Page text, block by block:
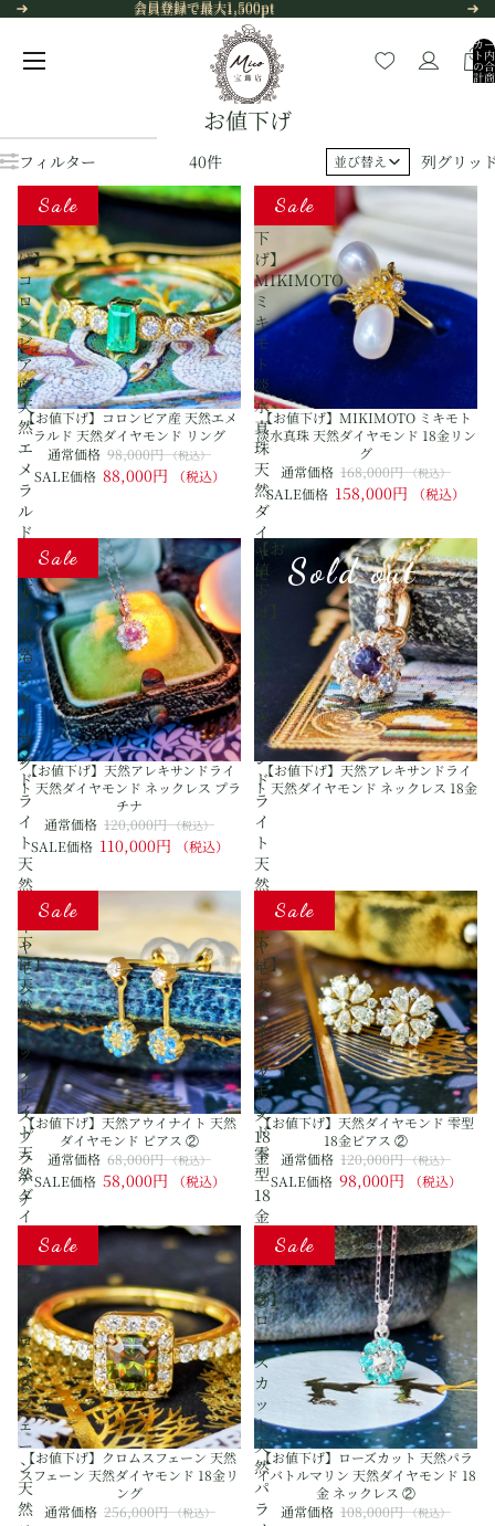
会員登録で最大1,500pt
会員登録で最大1,500pt
カー
ト内
の合
計商
品
お値下げ
結果リストにスキップ
フィルター
40件 並び替え
列グリッ
【お
げ】
コ
ロ
ン
ビ
ア
産
天
然
エ
メ
ラ
ル
ド
然
ダ
イ
ヤ
モ
ン
ド
リ
ン
グ
Sale
【お値下げ】コロンビア産 天然エメ
ラルド 天然ダイヤモンド リング
SALE価格 88,000円 （税込）
通常価格 98,000円（税込）
【お
下
げ】
MIKIMOTO
ミ
キ
モ
ト
淡
水
真
珠
天
然
ダ
イ
ヤ
モ
ン
金
リ
ン
グ
Sale
【お値下げ】MIKIMOTO ミキモト
淡水真珠 天然ダイヤモンド 18金リン
グ
SALE価格 158,000円 （税込）
通常価格 168,000円（税込）
【お
下
げ】
天
然
ア
レ
キ
サ
ン
ド
ラ
イ
ト
天
然
イ
ヤ
モ
ン
ド
ネ
ッ
ク
レ
ス
プ
ラ
チ
ナ
Sale
【お値下げ】天然アレキサンドライ
ト 天然ダイヤモンド ネックレス プラ
チナ
SALE価格 110,000円 （税込）
通常価格 120,000円（税込）
【お
値
下
ア
レ
キ
サ
ン
ド
ラ
イ
ト
天
然
イ
ヤ
モ
ン
ド
ネ
ッ
ク
レ
ス
18
金
Sold out
【お値下げ】天然アレキサンドライ
ト 天然ダイヤモンド ネックレス 18金
【お
下
げ】
天
然
ア
ウ
イ
ナ
イ
ト
天
然
ダ
イ
ン
ピ
ア
ス
②
Sale
【お値下げ】天然アウイナイト 天然
ダイヤモンド ピアス ②
SALE価格 58,000円 （税込）
通常価格 68,000円（税込）
【お
下
げ】
天
然
ダ
イ
ヤ
モ
ン
ド
雫
型
18
金
ス
②
Sale
【お値下げ】天然ダイヤモンド 雫型
18金ピアス ②
SALE価格 98,000円 （税込）
通常価格 120,000円（税込）
【お
下
げ】
ク
ロ
ム
ス
フ
ェ
ー
ン
天
然
Sale
【お値下げ】クロムスフェーン 天然
スフェーン 天然ダイヤモンド 18金リ
ング
通常価格 256,000円（税込）
【お
下
げ】
ロ
ー
ズ
カ
ッ
ト
天
然
パ
ラ
Sale
【お値下げ】ローズカット 天然パラ
イバトルマリン 天然ダイヤモンド 18
金 ネックレス ②
通常価格 108,000円（税込）